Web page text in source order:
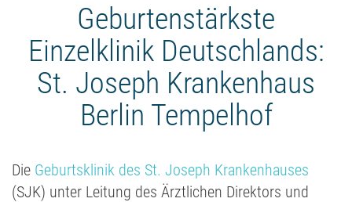
Geburtenstärkste
Einzelklinik Deutschlands:
St. Joseph Krankenhaus
Berlin Tempelhof
Die Geburtsklinik des St. Joseph Krankenhauses
(SJK) unter Leitung des Ärztlichen Direktors und